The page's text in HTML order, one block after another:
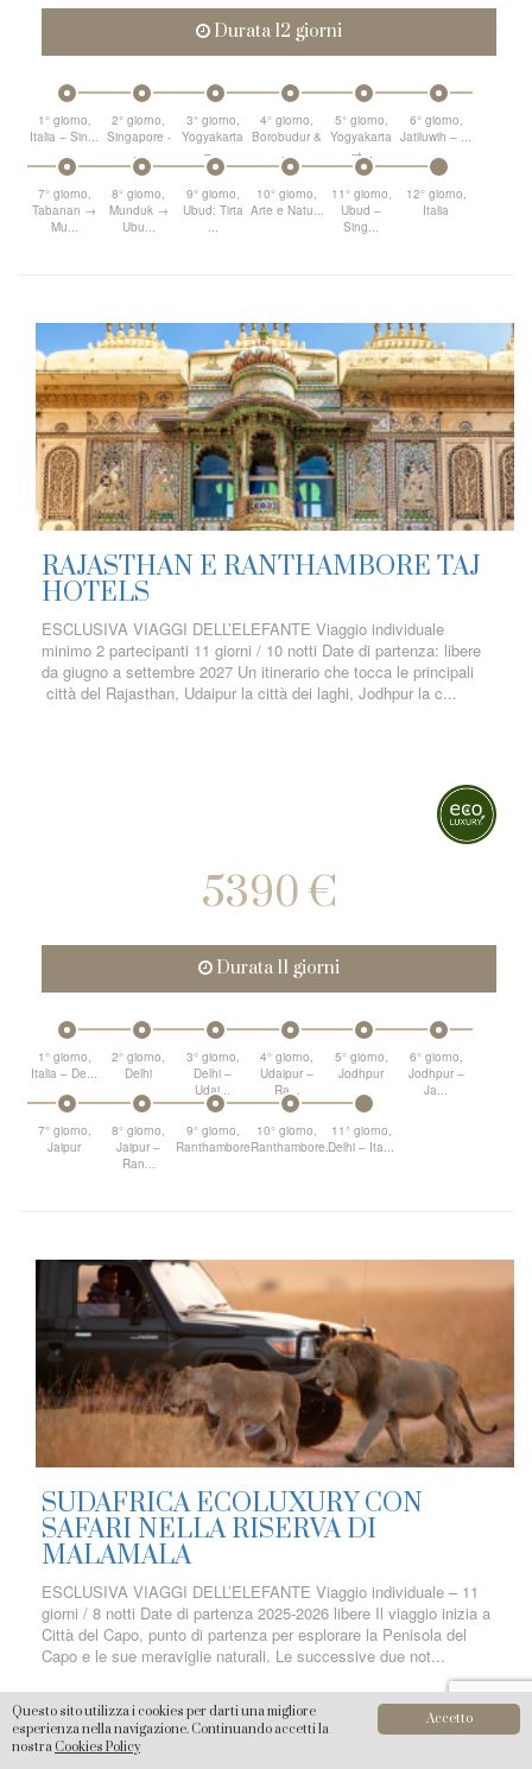
Accetto
Questo sito utilizza i cookies per darti una migliore
esperienza nella navigazione. Continuando accetti la
nostraCookies Policy
Durata 12 giorni
1° giorno,
Italia – Sin...
2° giorno,
Singapore -
...
3° giorno,
Yogyakarta
–...
4° giorno,
Borobudur &
...
5° giorno,
Yogyakarta
→...
6° giorno,
Jatiluwih – ...
7° giorno,
Tabanan →
Mu...
8° giorno,
Munduk →
Ubu...
9° giorno,
Ubud: Tirta
...
10° giorno,
Arte e Natu...
11° giorno,
Ubud –
Sing...
12° giorno,
Italia
RAJASTHAN E RANTHAMBORE TAJ
HOTELS
ESCLUSIVA VIAGGI DELL’ELEFANTE Viaggio individuale
minimo 2 partecipanti 11 giorni / 10 notti Date di partenza: libere
da giugno a settembre 2027 Un itinerario che tocca le principali
città del Rajasthan, Udaipur la città dei laghi, Jodhpur la c...
5390 €
Durata 11 giorni
1° giorno,
Italia – De...
2° giorno,
Delhi
3° giorno,
Delhi –
Udai...
4° giorno,
Udaipur –
Ra...
5° giorno,
Jodhpur
6° giorno,
Jodhpur –
Ja...
7° giorno,
Jaipur
8° giorno,
Jaipur –
Ran...
9° giorno,
Ranthambore
10° giorno,
Ranthambore...
11° giorno,
Delhi – Ita...
SUDAFRICA ECOLUXURY CON
SAFARI NELLA RISERVA DI
MALAMALA
ESCLUSIVA VIAGGI DELL’ELEFANTE Viaggio individuale – 11
giorni / 8 notti Date di partenza 2025-2026 libere Il viaggio inizia a
Città del Capo, punto di partenza per esplorare la Penisola del
Capo e le sue meraviglie naturali. Le successive due not...